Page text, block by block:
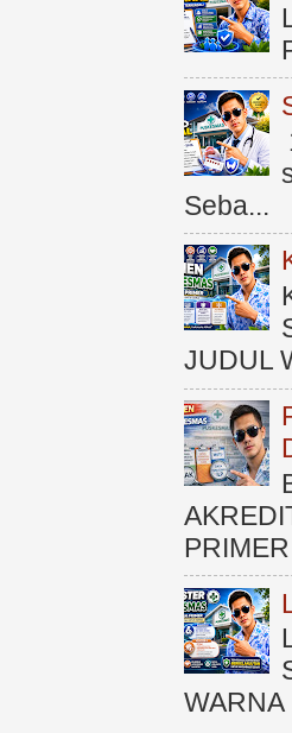
Seba...
JUDUL